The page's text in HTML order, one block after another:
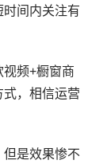
间内关注有
频+橱窗商
，相信运营
但是效果惨不